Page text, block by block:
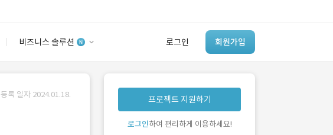
비즈니스 솔루션 로그인 회원가입
안심 코드 케어
유사사례 검색 AI
‘이런 거’ 만들어본
개발 회사 있어?
등록 일자 2024.01.18. 프로젝트 지원하기
로그인하여 편리하게 이용하세요!